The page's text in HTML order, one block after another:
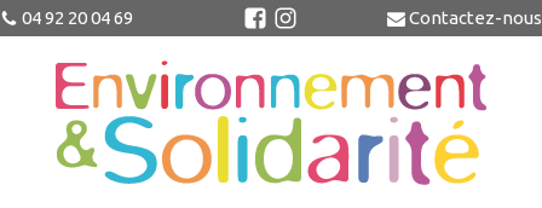
04 92 20 04 69 Contactez-nous